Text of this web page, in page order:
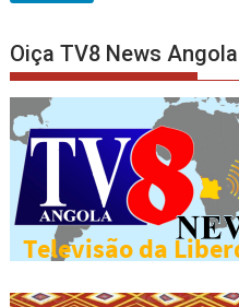
Oiça TV8 News Angola